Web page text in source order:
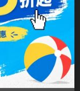
有效防滑降低晃